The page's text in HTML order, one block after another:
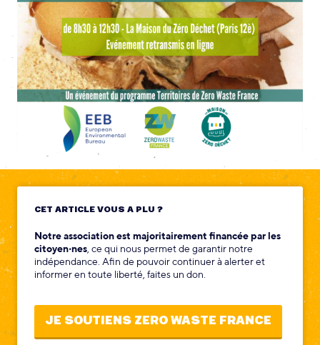
CET ARTICLE VOUS A PLU ?
Notre association est majoritairement financée par les
citoyen‧nes , ce qui nous permet de garantir notre
indépendance. Afin de pouvoir continuer à alerter et
informer en toute liberté, faites un don.
JE SOUTIENS ZERO WASTE FRANCE